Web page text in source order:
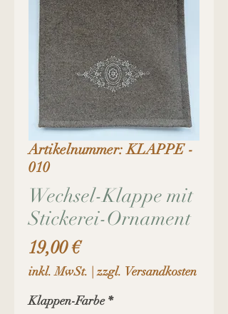
Artikelnummer: KLAPPE -
010
Wechsel-Klappe mit
Stickerei-Ornament
19,00 €Preis
inkl. MwSt. |zzgl. Versandkosten
Klappen-Farbe *